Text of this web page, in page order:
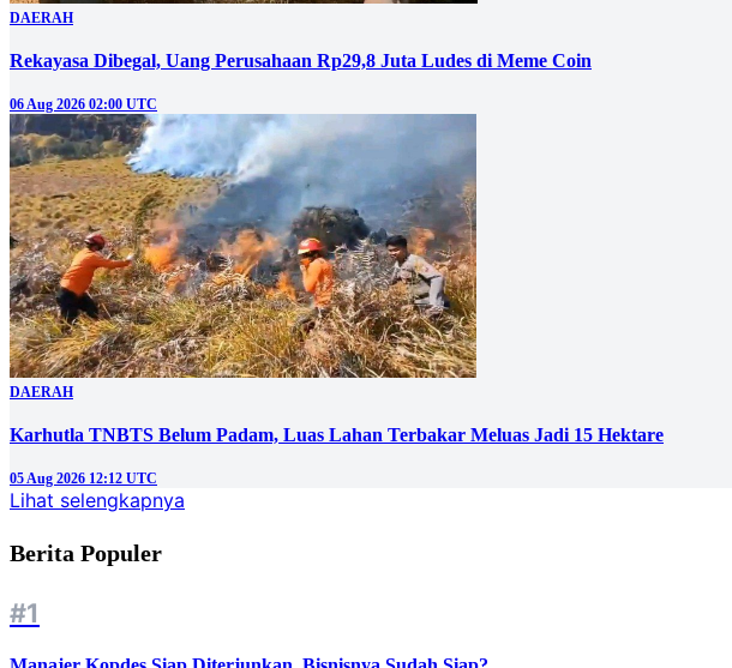
DAERAH
Rekayasa Dibegal, Uang Perusahaan Rp29,8 Juta Ludes di Meme Coin
06 Aug 2026 02:00 UTC
DAERAH
Karhutla TNBTS Belum Padam, Luas Lahan Terbakar Meluas Jadi 15 Hektare
05 Aug 2026 12:12 UTC
Lihat selengkapnya
Berita Populer
#1